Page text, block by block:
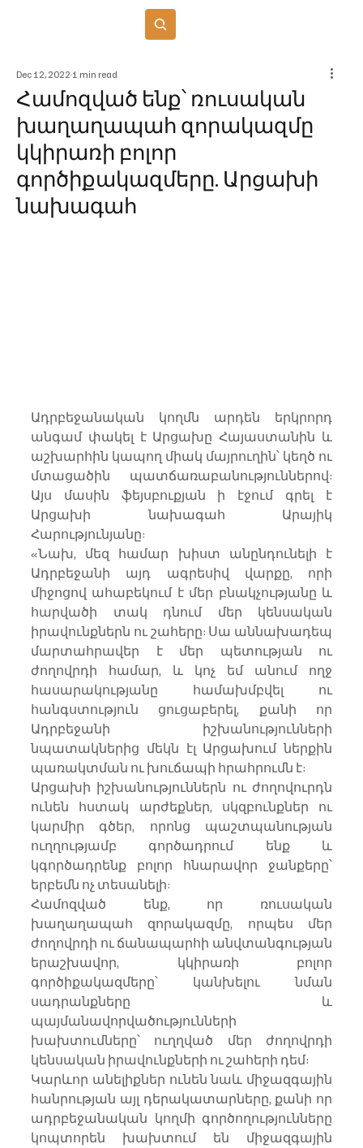
Համոզված ենք՝ ռուսական
խաղաղապահ զորակազմը
կկիրառի բոլոր
գործիքակազմերը. Արցախի
նախագահ
Dec 12, 2022 1 min read
Ադրբեջանական կողմն արդեն երկրորդ
անգամ փակել է Արցախը Հայաստանին և
աշխարհին կապող միակ մայրուղին՝ կեղծ ու
մտացածին պատճառաբանություններով:
Այս մասին ֆեյսբուքյան ի էջում գրել է
Արցախի նախագահ Արայիկ
Հարությունյանը:
«Նախ, մեզ համար խիստ անընդունելի է
Ադրբեջանի այդ ագրեսիվ վարքը, որի
միջոցով ահաբեկում է մեր բնակչությանը և
հարվածի տակ դնում մեր կենսական
իրավունքներն ու շահերը: Սա աննախադեպ
մարտահրավեր է մեր պետության ու
ժողովրդի համար, և կոչ եմ անում ողջ
հասարակությանը համախմբվել ու
հանգստություն ցուցաբերել, քանի որ
Ադրբեջանի իշխանությունների
նպատակներից մեկն էլ Արցախում ներքին
պառակտման ու խուճապի հրահրումն է:
Արցախի իշխանություններն ու ժողովուրդն
ունեն հստակ արժեքներ, սկզբունքներ ու
կարմիր գծեր, որոնց պաշտպանության
ուղղությամբ գործադրում ենք և
կգործադրենք բոլոր հնարավոր ջանքերը՝
երբեմն ոչ տեսանելի:
Համոզված ենք, որ ռուսական
խաղաղապահ զորակազմը, որպես մեր
ժողովրդի ու ճանապարհի անվտանգության
երաշխավոր, կկիրառի բոլոր
գործիքակազմերը՝ կանխելու նման
սադրանքները և
պայմանավորվածությունների
խախտումները՝ ուղղված մեր ժողովրդի
կենսական իրավունքների ու շահերի դեմ:
Կարևոր անելիքներ ունեն նաև միջազգային
հանրության այլ դերակատարները, քանի որ
ադրբեջանական կողմի գործողությունները
կոպտորեն խախտում են միջազգային